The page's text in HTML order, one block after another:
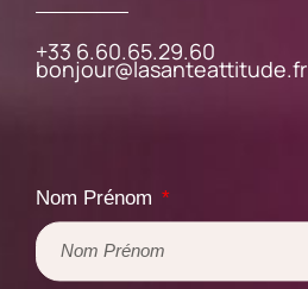
+33 6.60.65.29.60
bonjour@lasanteattitude.fr
Nom Prénom